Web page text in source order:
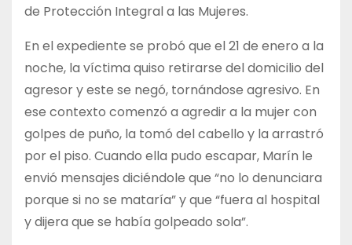
de Protección Integral a las Mujeres.
En el expediente se probó que el 21 de enero a la
noche, la víctima quiso retirarse del domicilio del
agresor y este se negó, tornándose agresivo. En
ese contexto comenzó a agredir a la mujer con
golpes de puño, la tomó del cabello y la arrastró
por el piso. Cuando ella pudo escapar, Marín le
envió mensajes diciéndole que “no lo denunciara
porque si no se mataría” y que “fuera al hospital
y dijera que se había golpeado sola”.